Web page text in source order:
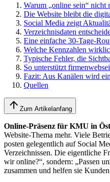
Warum „online sein“ nicht
Die Website bleibt die
Social Media zeigt
Verzeichnisdaten
Eine einfache 30-Tage-
Welche Kennzahlen
Typische Fehler, die
So unterstützt
Fazit: Aus Kanälen wird
Quellen
Zum Artikelanfang
Online-Präsenz für KMU in
Website-Thema mehr. Viele
posten gelegentlich auf Social
Verzeichnissen. Die eigentliche
wir online?“, sondern: „Passen
zusammen und helfen sie